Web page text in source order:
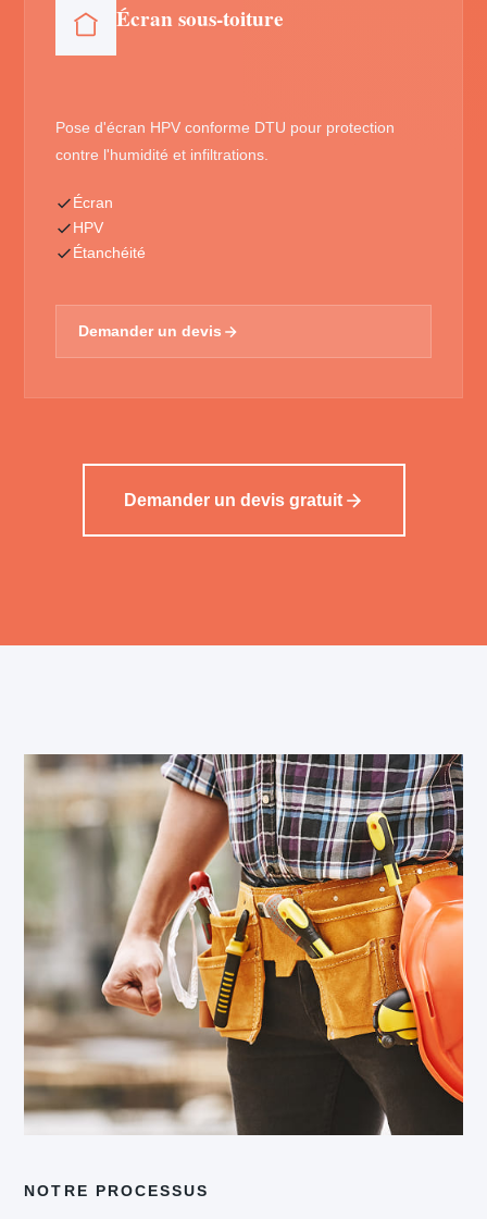
Écran sous-toiture
Pose d'écran HPV conforme DTU pour protection
contre l'humidité et infiltrations.
Écran
HPV
Étanchéité
Demander un devis
Demander un devis gratuit
NOTRE PROCESSUS